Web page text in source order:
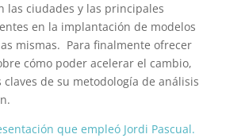
las ciudades y las principales
en la implantación de modelos
mismas. Para finalmente ofrecer
cómo poder acelerar el cambio,
claves de su metodología de análisis
que empleó Jordi Pascual.